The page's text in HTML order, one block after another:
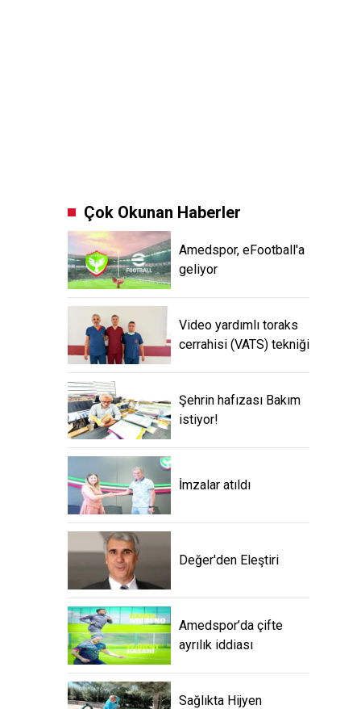
Çok Okunan Haberler
Amedspor, eFootball'a
geliyor
Video yardımlı toraks
cerrahisi (VATS) tekniği
Şehrin hafızası Bakım
istiyor!
İmzalar atıldı
Değer'den Eleştiri
Amedspor’da çifte
ayrılık iddiası
Sağlıkta Hijyen